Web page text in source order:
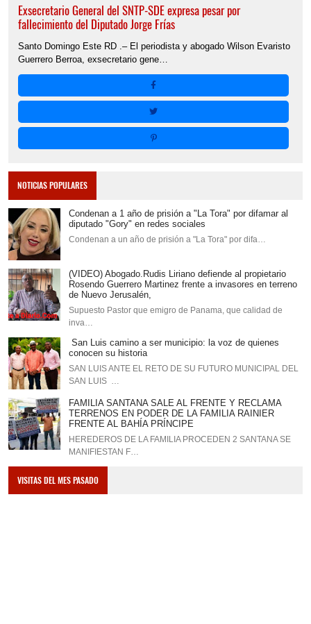
Exsecretario General del SNTP-SDE expresa pesar por
fallecimiento del Diputado Jorge Frías
Santo Domingo Este RD .– El periodista y abogado Wilson Evaristo
Guerrero Berroa, exsecretario gene…
NOTICIAS POPULARES
Condenan a 1 año de prisión a "La Tora" por difamar al
diputado "Gory" en redes sociales
Condenan a un año de prisión a "La Tora" por difa…
(VIDEO) Abogado.Rudis Liriano defiende al propietario
Rosendo Guerrero Martinez frente a invasores en terreno
de Nuevo Jerusalén,
Supuesto Pastor que emigro de Panama, que calidad de
inva…
San Luis camino a ser municipio: la voz de quienes
conocen su historia
SAN LUIS ANTE EL RETO DE SU FUTURO MUNICIPAL DEL
SAN LUIS …
FAMILIA SANTANA SALE AL FRENTE Y RECLAMA
TERRENOS EN PODER DE LA FAMILIA RAINIER
FRENTE AL BAHÍA PRÍNCIPE
HEREDEROS DE LA FAMILIA PROCEDEN 2 SANTANA SE
MANIFIESTAN F…
VISITAS DEL MES PASADO